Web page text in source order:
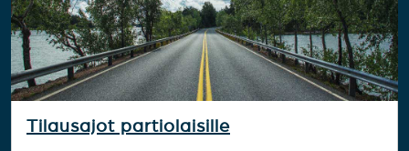
Tilausajot partiolaisille